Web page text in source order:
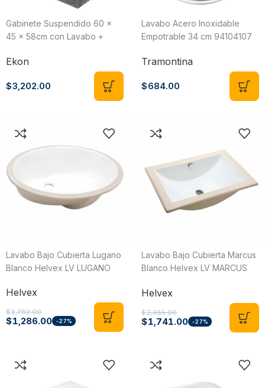
Gabinete Suspendido 60 x
45 x 58cm con Lavabo +
Vanity Pack Roma Lombardia
Ekon/Ceramosa 62807
Ekon
$3,202.00
Lavabo Acero Inoxidable
Empotrable 34 cm 94104107
Tramontina
$684.00
Lavabo Bajo Cubierta Lugano
Blanco Helvex LV LUGANO
Helvex
$1,762.00
$1,286.00 -27%
Lavabo Bajo Cubierta Marcus
Blanco Helvex LV MARCUS
Helvex
$2,385.00
$1,741.00 -27%